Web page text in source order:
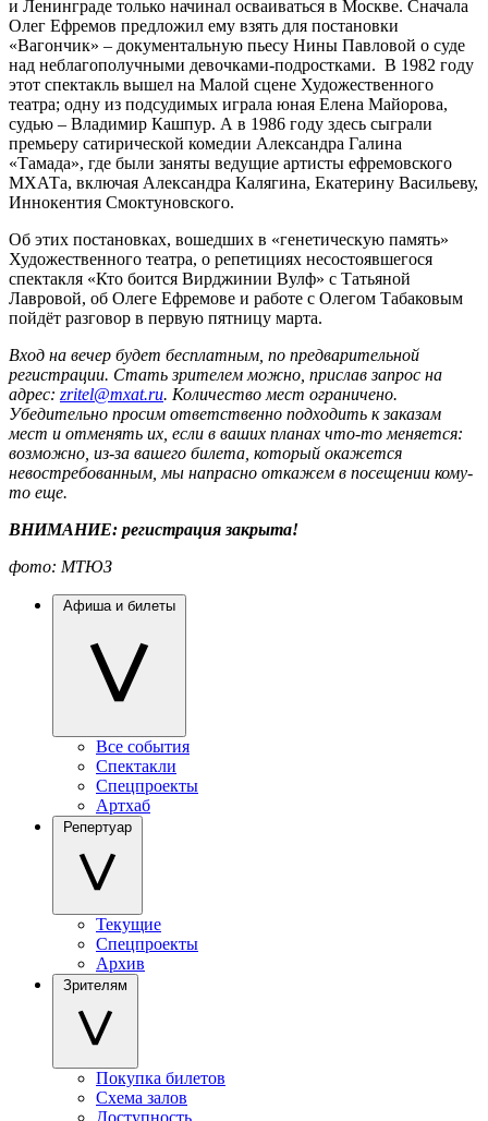
и Ленинграде только начинал осваиваться в Москве. Сначала
Олег Ефремов предложил ему взять для постановки
«Вагончик» – документальную пьесу Нины Павловой о суде
над неблагополучными девочками-подростками. В 1982 году
этот спектакль вышел на Малой сцене Художественного
театра; одну из подсудимых играла юная Елена Майорова,
судью – Владимир Кашпур. А в 1986 году здесь сыграли
премьеру сатирической комедии Александра Галина
«Тамада», где были заняты ведущие артисты ефремовского
МХАТа, включая Александра Калягина, Екатерину Васильеву,
Иннокентия Смоктуновского.
Об этих постановках, вошедших в «генетическую память»
Художественного театра, о репетициях несостоявшегося
спектакля «Кто боится Вирджинии Вулф» с Татьяной
Лавровой, об Олеге Ефремове и работе с Олегом Табаковым
пойдёт разговор в первую пятницу марта.
Вход на вечер будет бесплатным, по предварительной
регистрации. Стать зрителем можно, прислав запрос на
адрес: zritel@mxat.ru. Количество мест ограничено.
Убедительно просим ответственно подходить к заказам
мест и отменять их, если в ваших планах что-то меняется:
возможно, из-за вашего билета, который окажется
невостребованным, мы напрасно откажем в посещении кому-
то еще.
ВНИМАНИЕ: регистрация закрыта!
фото: МТЮЗ
Афиша и билеты
Все события
Спектакли
Спецпроекты
Артхаб
Репертуар
Текущие
Спецпроекты
Архив
Зрителям
Покупка билетов
Схема залов